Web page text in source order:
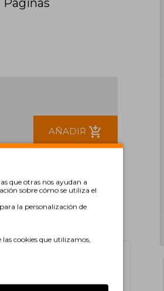
Paginas
AÑADIR add_shopping_cart
TN-248
que otras nos ayudan a
sobre cómo se utiliza el
la personalización de
cookies que utilizamos,